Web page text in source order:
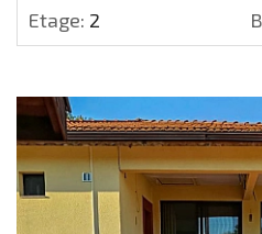
Etage: 2